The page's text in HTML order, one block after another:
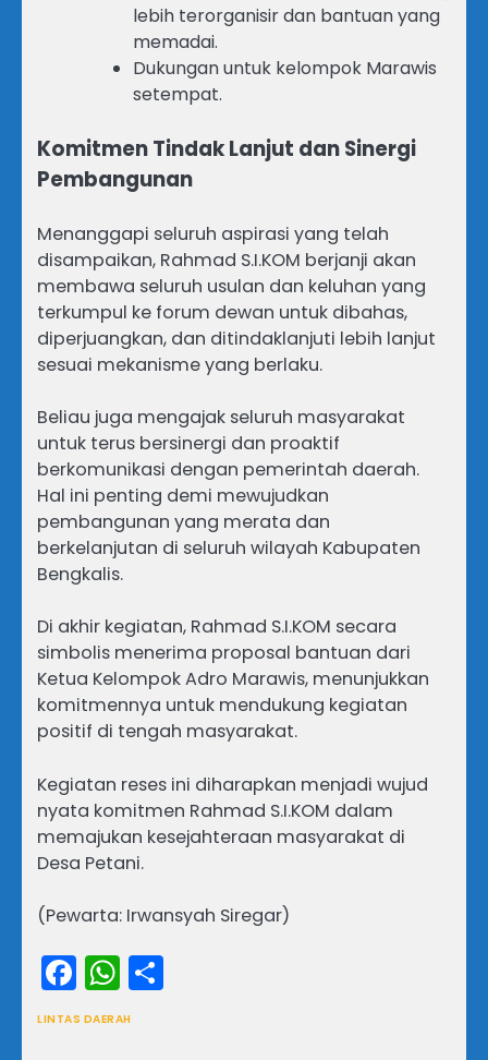
lebih terorganisir dan bantuan yang
memadai.
Dukungan untuk kelompok Marawis
setempat.
Komitmen Tindak Lanjut dan Sinergi
Pembangunan
Menanggapi seluruh aspirasi yang telah
disampaikan, Rahmad S.I.KOM berjanji akan
membawa seluruh usulan dan keluhan yang
terkumpul ke forum dewan untuk dibahas,
diperjuangkan, dan ditindaklanjuti lebih lanjut
sesuai mekanisme yang berlaku.
Beliau juga mengajak seluruh masyarakat
untuk terus bersinergi dan proaktif
berkomunikasi dengan pemerintah daerah.
Hal ini penting demi mewujudkan
pembangunan yang merata dan
berkelanjutan di seluruh wilayah Kabupaten
Bengkalis.
Di akhir kegiatan, Rahmad S.I.KOM secara
simbolis menerima proposal bantuan dari
Ketua Kelompok Adro Marawis, menunjukkan
komitmennya untuk mendukung kegiatan
positif di tengah masyarakat.
Kegiatan reses ini diharapkan menjadi wujud
nyata komitmen Rahmad S.I.KOM dalam
memajukan kesejahteraan masyarakat di
Desa Petani.
(Pewarta: Irwansyah Siregar)
Facebook
WhatsApp
LINTAS DAERAH